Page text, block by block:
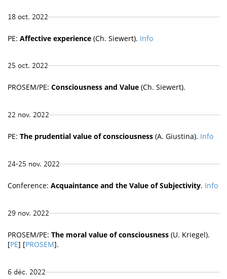
18 oct. 2022
PE: Affective experience (Ch. Siewert). Info
25 oct. 2022
PROSEM/PE: Consciousness and Value (Ch. Siewert).
22 nov. 2022
PE: The prudential value of consciousness (A. Giustina). Info
24-25 nov. 2022
Conference: Acquaintance and the Value of Subjectivity. Info
29 nov. 2022
PROSEM/PE: The moral value of consciousness (U. Kriegel).
[PE] [PROSEM].
6 déc. 2022